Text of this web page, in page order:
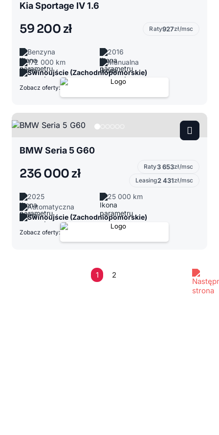
Kia Sportage IV 1.6
59 200 zł Raty927zł/msc
Benzyna
2016
172 000 km
Manualna
Świnoujście (Zachodniopomorskie)
Zobacz oferty:
BMW Seria 5 G60
236 000 zł Raty3 653zł/msc
Leasing2 431zł/msc
2025
25 000 km
Automatyczna
Świnoujście (Zachodniopomorskie)
Zobacz oferty:
1 2